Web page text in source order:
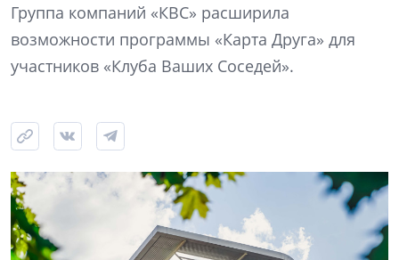
Группа компаний «КВС» расширила
возможности программы «Карта Друга» для
участников «Клуба Ваших Соседей».